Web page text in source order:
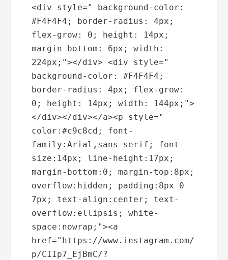
<div style=" background-color:
#F4F4F4; border-radius: 4px;
flex-grow: 0; height: 14px;
margin-bottom: 6px; width:
224px;"></div> <div style="
background-color: #F4F4F4;
border-radius: 4px; flex-grow:
0; height: 14px; width: 144px;">
</div></div></a><p style="
color:#c9c8cd; font-
family:Arial,sans-serif; font-
size:14px; line-height:17px;
margin-bottom:0; margin-top:8px;
overflow:hidden; padding:8px 0
7px; text-align:center; text-
overflow:ellipsis; white-
space:nowrap;"><a
href="https://www.instagram.com/
p/CIIp7_EjBmC/?